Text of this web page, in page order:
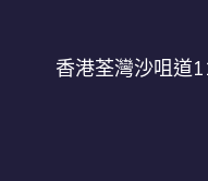
香港荃灣沙咀道